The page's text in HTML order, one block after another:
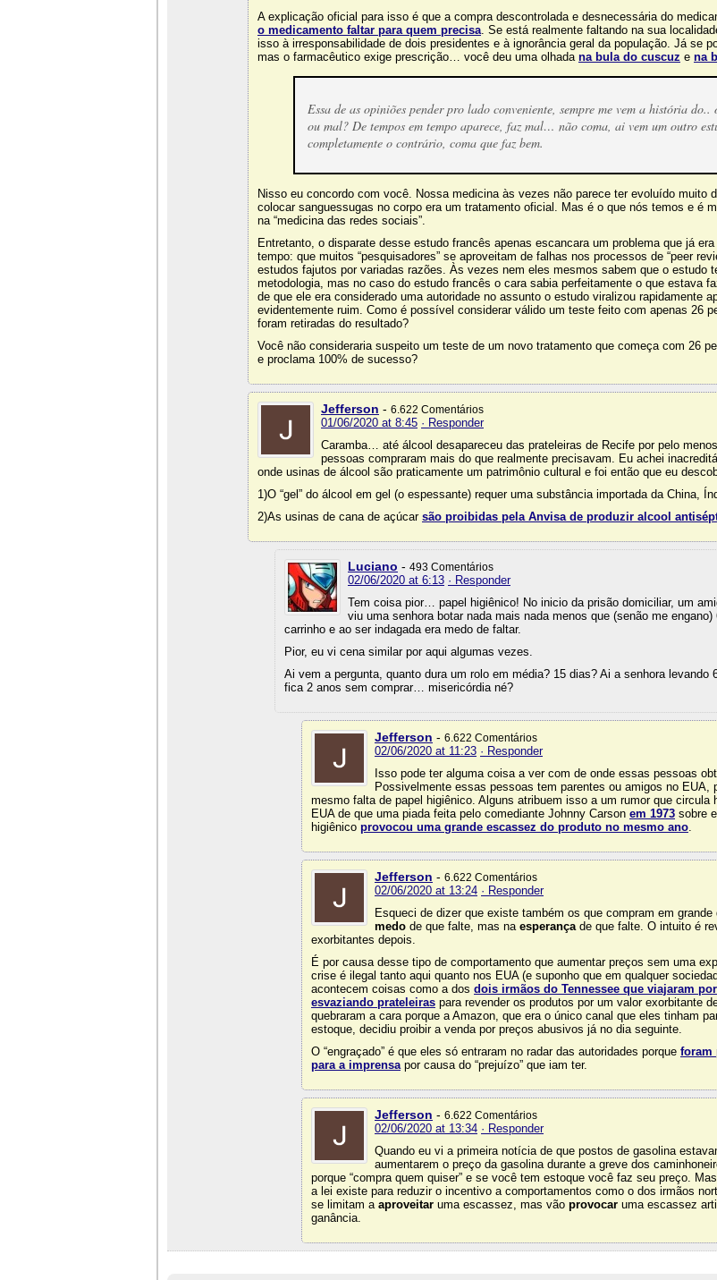
A explicação oficial para isso é que a compra descontrolada e desnecessária do
o medicamento faltar para quem precisa. Se está realmente faltando na sua
isso à irresponsabilidade de dois presidentes e à ignorância geral da população. Já se
mas o farmacêutico exige prescrição… você deu uma olhada na bula do cuscuz e na
Essa de as opiniões pender pro lado conveniente, sempre me vem a história do..
ou mal? De tempos em tempo aparece, faz mal… não coma, ai vem um outro
completamente o contrário, coma que faz bem.
Nisso eu concordo com você. Nossa medicina às vezes não parece ter evoluído muito
colocar sanguessugas no corpo era um tratamento oficial. Mas é o que nós temos e é
na “medicina das redes sociais”.
Entretanto, o disparate desse estudo francês apenas escancara um problema que já
tempo: que muitos “pesquisadores” se aproveitam de falhas nos processos de “peer
estudos fajutos por variadas razões. Às vezes nem eles mesmos sabem que o estudo
metodologia, mas no caso do estudo francês o cara sabia perfeitamente o que estava
de que ele era considerado uma autoridade no assunto o estudo viralizou rapidamente
evidentemente ruim. Como é possível considerar válido um teste feito com apenas 26
foram retiradas do resultado?
Você não consideraria suspeito um teste de um novo tratamento que começa com 26
e proclama 100% de sucesso?
Jefferson - 6.622 Comentários
01/06/2020 at 8:45 · Responder
Caramba… até álcool desapareceu das prateleiras de Recife por pelo
pessoas compraram mais do que realmente precisavam. Eu achei
onde usinas de álcool são praticamente um patrimônio cultural e foi então que eu
1)O “gel” do álcool em gel (o espessante) requer uma substância importada da China,
2)As usinas de cana de açúcar são proibidas pela Anvisa de produzir alcool
Luciano - 493 Comentários
02/06/2020 at 6:13 · Responder
Tem coisa pior… papel higiênico! No inicio da prisão domiciliar, um
viu uma senhora botar nada mais nada menos que (senão me
carrinho e ao ser indagada era medo de faltar.
Pior, eu vi cena similar por aqui algumas vezes.
Ai vem a pergunta, quanto dura um rolo em média? 15 dias? Ai a senhora levando
fica 2 anos sem comprar… misericórdia né?
Jefferson - 6.622 Comentários
02/06/2020 at 11:23 · Responder
Isso pode ter alguma coisa a ver com de onde essas pessoas
Possivelmente essas pessoas tem parentes ou amigos no EUA,
mesmo falta de papel higiênico. Alguns atribuem isso a um rumor que circula
EUA de que uma piada feita pelo comediante Johnny Carson em 1973 sobre
higiênico provocou uma grande escassez do produto no mesmo ano
Jefferson - 6.622 Comentários
02/06/2020 at 13:24 · Responder
Esqueci de dizer que existe também os que compram em grande
medo de que falte, mas na esperança de que falte. O intuito é
exorbitantes depois.
É por causa desse tipo de comportamento que aumentar preços sem uma
crise é ilegal tanto aqui quanto nos EUA (e suponho que em qualquer
acontecem coisas como a dos dois irmãos do Tennessee que viajaram
esvaziando prateleiras para revender os produtos por um valor exorbitante
quebraram a cara porque a Amazon, que era o único canal que eles tinham
estoque, decidiu proibir a venda por preços abusivos já no dia seguinte.
O “engraçado” é que eles só entraram no radar das autoridades porque foram
para a imprensa por causa do “prejuízo” que iam ter.
Jefferson - 6.622 Comentários
02/06/2020 at 13:34 · Responder
Quando eu vi a primeira notícia de que postos de gasolina
aumentarem o preço da gasolina durante a greve dos
porque “compra quem quiser” e se você tem estoque você faz seu preço.
a lei existe para reduzir o incentivo a comportamentos como o dos irmãos
se limitam a aproveitar uma escassez, mas vão provocar uma escassez
ganância.